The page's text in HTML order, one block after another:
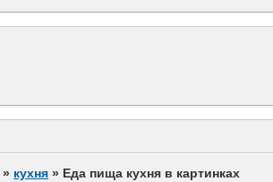
» кухня » Еда пища кухня в картинках